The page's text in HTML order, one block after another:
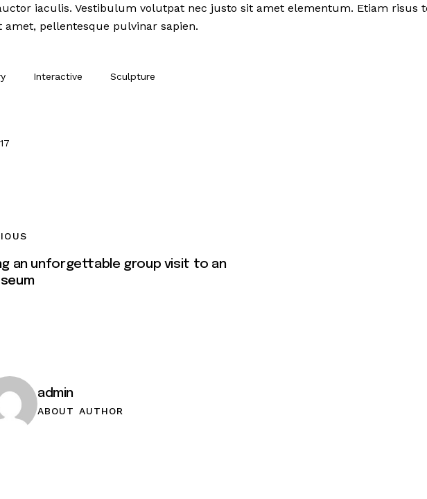
iaculis. Vestibulum volutpat nec justo sit amet elementum. Etiam risus
amet, pellentesque pulvinar sapien.
Interactive Sculpture
17
an unforgettable group visit to an
admin
ABOUT AUTHOR